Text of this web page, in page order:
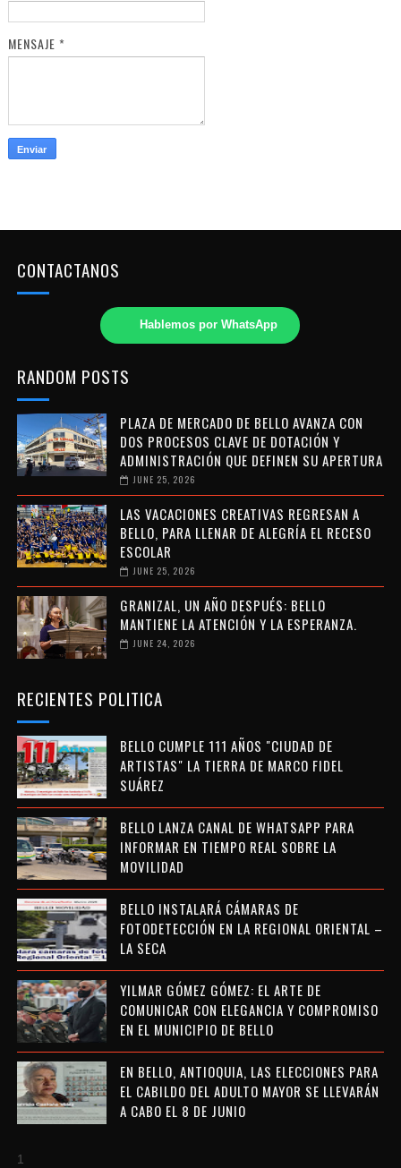
MENSAJE *
CONTACTANOS
Hablemos por WhatsApp
RANDOM POSTS
PLAZA DE MERCADO DE BELLO AVANZA CON
DOS PROCESOS CLAVE DE DOTACIÓN Y
ADMINISTRACIÓN QUE DEFINEN SU APERTURA
JUNE 25, 2026
LAS VACACIONES CREATIVAS REGRESAN A
BELLO, PARA LLENAR DE ALEGRÍA EL RECESO
ESCOLAR
JUNE 25, 2026
GRANIZAL, UN AÑO DESPUÉS: BELLO
MANTIENE LA ATENCIÓN Y LA ESPERANZA.
JUNE 24, 2026
RECIENTES POLITICA
BELLO CUMPLE 111 AÑOS "CIUDAD DE
ARTISTAS" LA TIERRA DE MARCO FIDEL
SUÁREZ
BELLO LANZA CANAL DE WHATSAPP PARA
INFORMAR EN TIEMPO REAL SOBRE LA
MOVILIDAD
BELLO INSTALARÁ CÁMARAS DE
FOTODETECCIÓN EN LA REGIONAL ORIENTAL –
LA SECA
YILMAR GÓMEZ GÓMEZ: EL ARTE DE
COMUNICAR CON ELEGANCIA Y COMPROMISO
EN EL MUNICIPIO DE BELLO
EN BELLO, ANTIOQUIA, LAS ELECCIONES PARA
EL CABILDO DEL ADULTO MAYOR SE LLEVARÁN
A CABO EL 8 DE JUNIO
1